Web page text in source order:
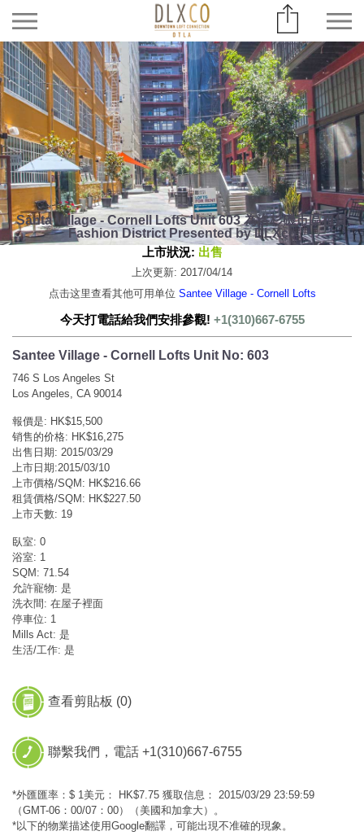
Santa Village - Cornell Lofts Unit 603 為洛杉磯市區租賃
Fashion District Presented by DLXco
上市狀況: 出售
上次更新: 2017/04/14
点击这里查看其他可用单位 Santee Village - Cornell Lofts
今天打電話給我們安排參觀! +1(310)667-6755
Santee Village - Cornell Lofts Unit No: 603
746 S Los Angeles St
Los Angeles, CA 90014
報價是: HK$15,500
销售的价格: HK$16,275
出售日期: 2015/03/29
上市日期:2015/03/10
上市價格/SQM: HK$216.66
租賃價格/SQM: HK$227.50
上市天數: 19
臥室: 0
浴室: 1
SQM: 71.54
允許寵物: 是
洗衣間: 在屋子裡面
停車位: 1
Mills Act: 是
生活/工作: 是
查看剪貼板 (0)
聯繫我們，電話 +1(310)667-6755
*外匯匯率：$ 1美元： HK$7.75 獲取信息： 2015/03/29 23:59:59
（GMT-06：00/07：00）（美國和加拿大）。
*以下的物業描述使用Google翻譯，可能出現不准確的現象。